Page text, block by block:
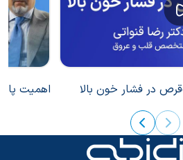
در فشار خون بالا اهمیت